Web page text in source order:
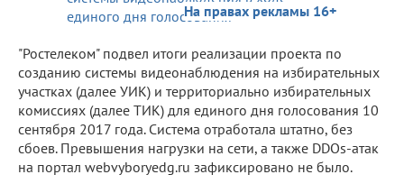
На правах рекламы 16+
"Ростелеком" подвел итоги реализации проекта по
созданию системы видеонаблюдения на избирательных
участках (далее УИК) и территориально избирательных
комиссиях (далее ТИК) для единого дня голосования 10
сентября 2017 года. Система отработала штатно, без
сбоев. Превышения нагрузки на сети, а также DDOs-атак
на портал webvyboryedg.ru зафиксировано не было.